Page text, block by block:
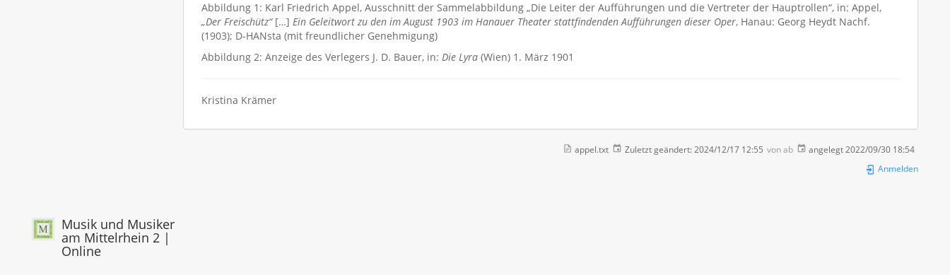
Abbildung 1: Karl Friedrich Appel, Ausschnitt der Sammelabbildung „Die Leiter der Aufführungen und die Vertreter der Hauptrollen“, in: Appel,
„Der Freischütz“[…] Ein Geleitwort zu den im August 1903 im Hanauer Theater stattfindenden Aufführungen dieser Oper, Hanau: Georg Heydt Nachf.
(1903); D-HANsta (mit freundlicher Genehmigung)
Abbildung 2: Anzeige des Verlegers J. D. Bauer, in: Die Lyra (Wien) 1. März 1901
Kristina Krämer
appel.txt Zuletzt geändert: 2024/12/17 12:55 vonab angelegt 2022/09/30 18:54
Anmelden
Musik und Musiker
am Mittelrhein 2 |
Online